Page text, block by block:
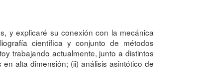
y explicaré su conexión con la mecánica
científica y conjunto de métodos
trabajando actualmente, junto a distintos
alta dimensión; (ii) análisis asintótico de